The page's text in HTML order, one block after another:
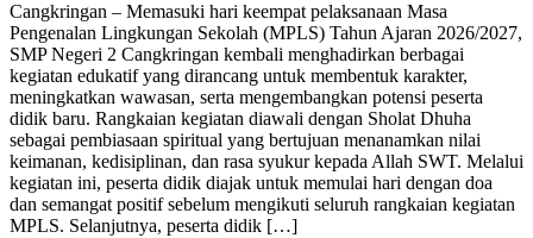
Cangkringan – Memasuki hari keempat pelaksanaan Masa
Pengenalan Lingkungan Sekolah (MPLS) Tahun Ajaran 2026/2027,
SMP Negeri 2 Cangkringan kembali menghadirkan berbagai
kegiatan edukatif yang dirancang untuk membentuk karakter,
meningkatkan wawasan, serta mengembangkan potensi peserta
didik baru. Rangkaian kegiatan diawali dengan Sholat Dhuha
sebagai pembiasaan spiritual yang bertujuan menanamkan nilai
keimanan, kedisiplinan, dan rasa syukur kepada Allah SWT. Melalui
kegiatan ini, peserta didik diajak untuk memulai hari dengan doa
dan semangat positif sebelum mengikuti seluruh rangkaian kegiatan
MPLS. Selanjutnya, peserta didik […]